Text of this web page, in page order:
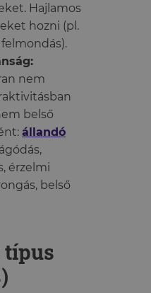
Hajlamos
hozni (pl.
nem
belső
állandó
érzelmi
belső
típus